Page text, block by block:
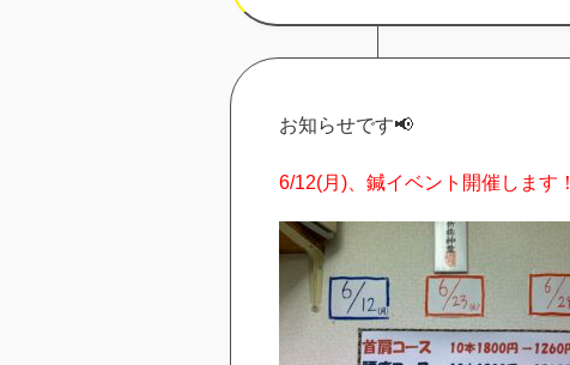
お知らせです📢
6/12(月)、鍼イベント開催します！